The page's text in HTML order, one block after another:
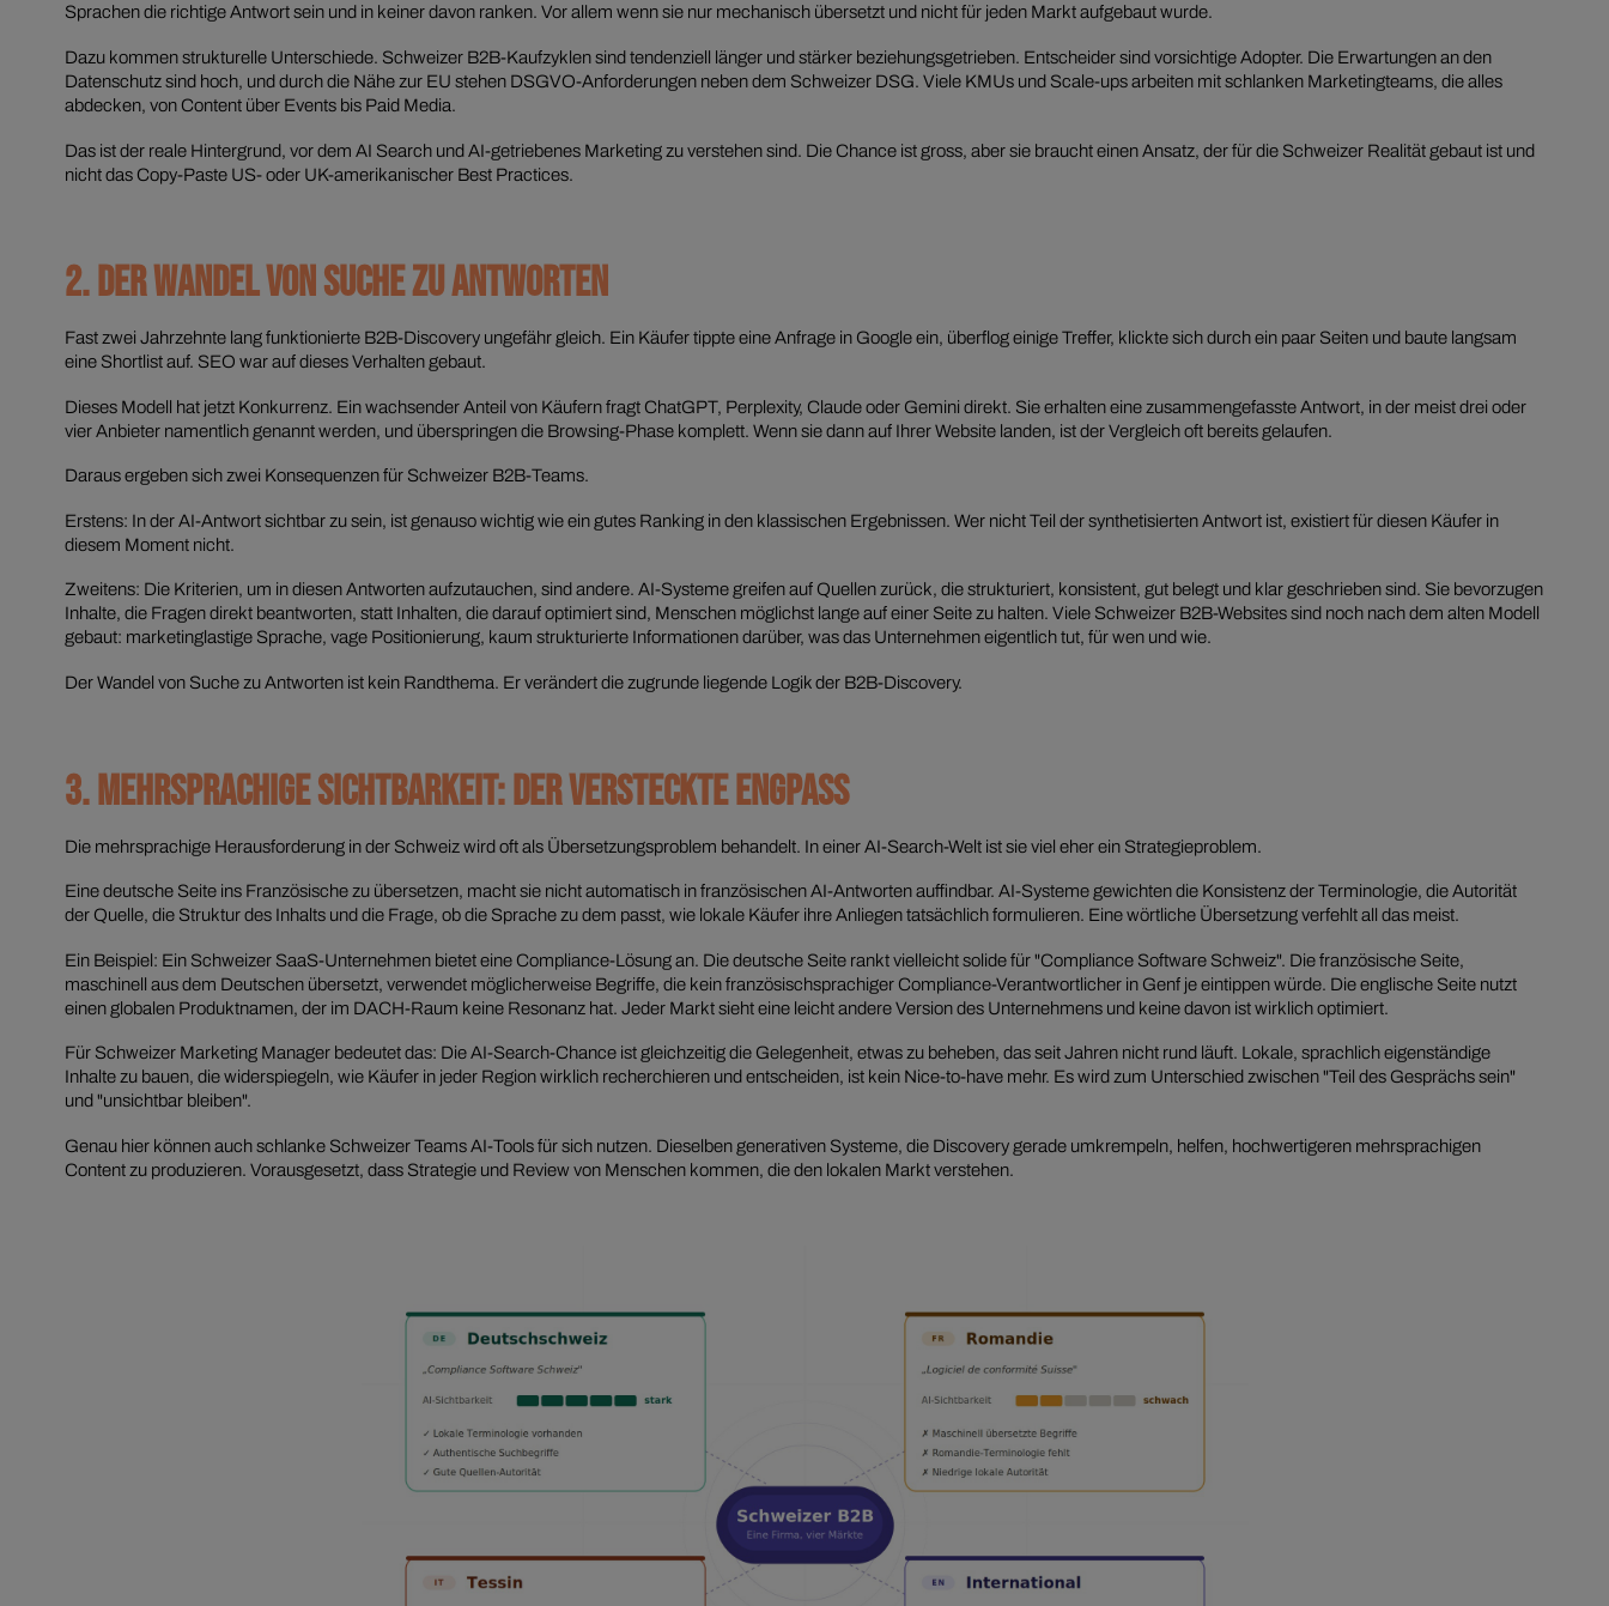
Sprachen die richtige Antwort sein und in keiner davon ranken. Vor allem wenn sie nur mechanisch übersetzt und nicht für jeden Markt aufgebaut wurde.
Dazu kommen strukturelle Unterschiede. Schweizer B2B-Kaufzyklen sind tendenziell länger und stärker beziehungsgetrieben. Entscheider sind vorsichtige Adopter. Die Erwartungen an den
Datenschutz sind hoch, und durch die Nähe zur EU stehen DSGVO-Anforderungen neben dem Schweizer DSG. Viele KMUs und Scale-ups arbeiten mit schlanken Marketingteams, die alles
abdecken, von Content über Events bis Paid Media.
Das ist der reale Hintergrund, vor dem AI Search und AI-getriebenes Marketing zu verstehen sind. Die Chance ist gross, aber sie braucht einen Ansatz, der für die Schweizer Realität gebaut ist und
nicht das Copy-Paste US- oder UK-amerikanischer Best Practices.
2. DER WANDEL VON SUCHE ZU ANTWORTEN
Fast zwei Jahrzehnte lang funktionierte B2B-Discovery ungefähr gleich. Ein Käufer tippte eine Anfrage in Google ein, überflog einige Treffer, klickte sich durch ein paar Seiten und baute langsam
eine Shortlist auf. SEO war auf dieses Verhalten gebaut.
Dieses Modell hat jetzt Konkurrenz. Ein wachsender Anteil von Käufern fragt ChatGPT, Perplexity, Claude oder Gemini direkt. Sie erhalten eine zusammengefasste Antwort, in der meist drei oder
vier Anbieter namentlich genannt werden, und überspringen die Browsing-Phase komplett. Wenn sie dann auf Ihrer Website landen, ist der Vergleich oft bereits gelaufen.
Daraus ergeben sich zwei Konsequenzen für Schweizer B2B-Teams.
Erstens: In der AI-Antwort sichtbar zu sein, ist genauso wichtig wie ein gutes Ranking in den klassischen Ergebnissen. Wer nicht Teil der synthetisierten Antwort ist, existiert für diesen Käufer in
diesem Moment nicht.
Zweitens: Die Kriterien, um in diesen Antworten aufzutauchen, sind andere. AI-Systeme greifen auf Quellen zurück, die strukturiert, konsistent, gut belegt und klar geschrieben sind. Sie bevorzugen
Inhalte, die Fragen direkt beantworten, statt Inhalten, die darauf optimiert sind, Menschen möglichst lange auf einer Seite zu halten. Viele Schweizer B2B-Websites sind noch nach dem alten Modell
gebaut: marketinglastige Sprache, vage Positionierung, kaum strukturierte Informationen darüber, was das Unternehmen eigentlich tut, für wen und wie.
Der Wandel von Suche zu Antworten ist kein Randthema. Er verändert die zugrunde liegende Logik der B2B-Discovery.
3. MEHRSPRACHIGE SICHTBARKEIT: DER VERSTECKTE ENGPASS
Die mehrsprachige Herausforderung in der Schweiz wird oft als Übersetzungsproblem behandelt. In einer AI-Search-Welt ist sie viel eher ein Strategieproblem.
Eine deutsche Seite ins Französische zu übersetzen, macht sie nicht automatisch in französischen AI-Antworten auffindbar. AI-Systeme gewichten die Konsistenz der Terminologie, die Autorität
der Quelle, die Struktur des Inhalts und die Frage, ob die Sprache zu dem passt, wie lokale Käufer ihre Anliegen tatsächlich formulieren. Eine wörtliche Übersetzung verfehlt all das meist.
Ein Beispiel: Ein Schweizer SaaS-Unternehmen bietet eine Compliance-Lösung an. Die deutsche Seite rankt vielleicht solide für "Compliance Software Schweiz". Die französische Seite,
maschinell aus dem Deutschen übersetzt, verwendet möglicherweise Begriffe, die kein französischsprachiger Compliance-Verantwortlicher in Genf je eintippen würde. Die englische Seite nutzt
einen globalen Produktnamen, der im DACH-Raum keine Resonanz hat. Jeder Markt sieht eine leicht andere Version des Unternehmens und keine davon ist wirklich optimiert.
Für Schweizer Marketing Manager bedeutet das: Die AI-Search-Chance ist gleichzeitig die Gelegenheit, etwas zu beheben, das seit Jahren nicht rund läuft. Lokale, sprachlich eigenständige
Inhalte zu bauen, die widerspiegeln, wie Käufer in jeder Region wirklich recherchieren und entscheiden, ist kein Nice-to-have mehr. Es wird zum Unterschied zwischen "Teil des Gesprächs sein"
und "unsichtbar bleiben".
Genau hier können auch schlanke Schweizer Teams AI-Tools für sich nutzen. Dieselben generativen Systeme, die Discovery gerade umkrempeln, helfen, hochwertigeren mehrsprachigen
Content zu produzieren. Vorausgesetzt, dass Strategie und Review von Menschen kommen, die den lokalen Markt verstehen.